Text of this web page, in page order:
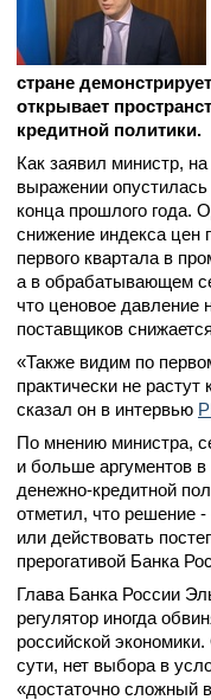
стране
открывает
кредитной политики.
Как заявил министр,
выражении
конца прошлого года.
снижение индекса цен
первого квартала в
а в обрабатывающем
что ценовое давление
поставщиков
«Также видим по
практически не
сказал он в интервью
По мнению министра,
и больше аргументов
денежно-кредитной
отметил, что решение
или действовать
прерогативой Банка
Глава Банка России
регулятор иногда
российской
сути, нет выбора в
«достаточно сложный